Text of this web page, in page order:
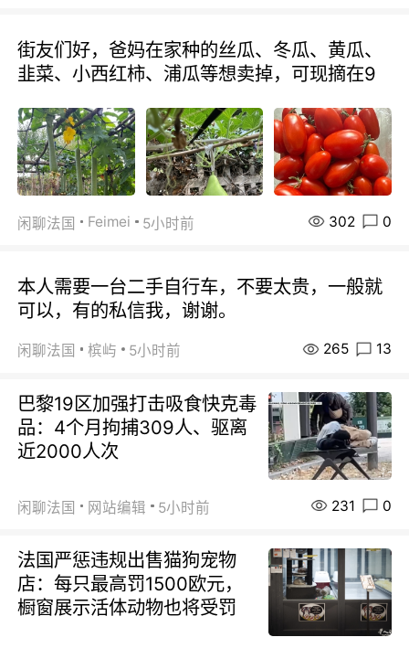
街友们好，爸妈在家种的丝瓜、冬瓜、黄瓜、
韭菜、小西红柿、浦瓜等想卖掉，可现摘在9
闲聊法国 Feimei 5小时前 302 0
本人需要一台二手自行车，不要太贵，一般就
可以，有的私信我，谢谢。
闲聊法国 槟屿 5小时前 265 13
巴黎19区加强打击吸食快克毒
品：4个月拘捕309人、驱离
近2000人次
闲聊法国 网站编辑 5小时前 231 0
法国严惩违规出售猫狗宠物
店：每只最高罚1500欧元，
橱窗展示活体动物也将受罚